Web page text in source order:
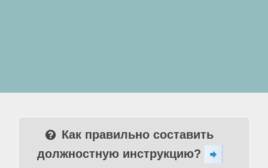
Как правильно составить
должностную инструкцию?